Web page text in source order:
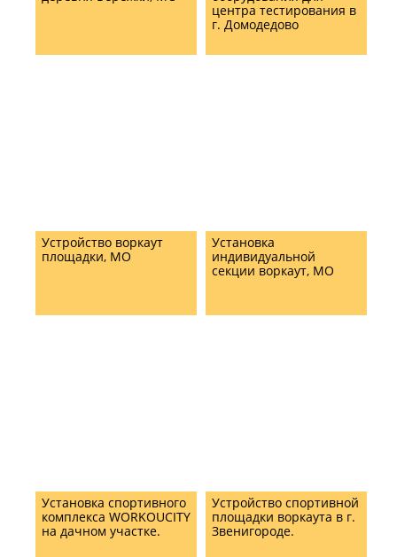
центра тестирования в
г. Домодедово
Устройство воркаут
площадки, МО
Установка
индивидуальной
секции воркаут, МО
Установка спортивного
комплекса WORKOUCITY
на дачном участке.
Устройство спортивной
площадки воркаута в г.
Звенигороде.